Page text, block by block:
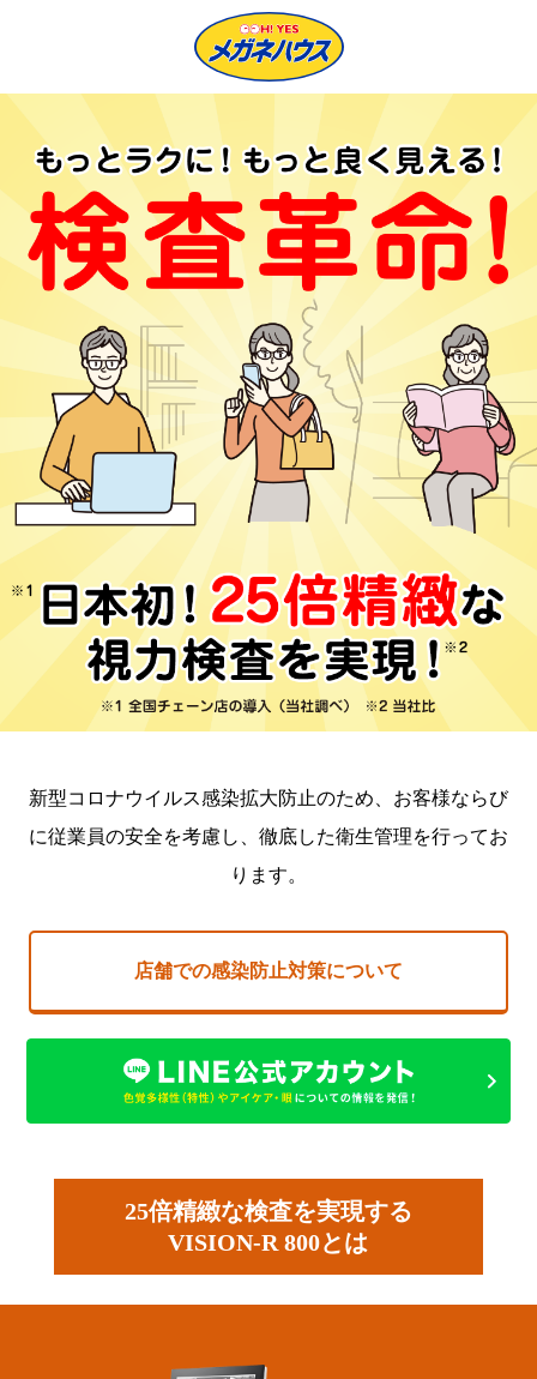
新型コロナウイルス感染拡大防止のため、お客様ならび
に従業員の安全を考慮し、 徹底した衛生管理を行ってお
ります。
店舗での感染防止対策について
25倍精緻な検査を実現する
VISION-R 800とは